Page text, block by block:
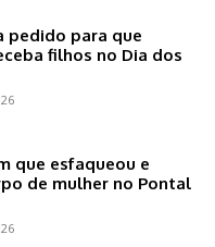
pedido para que
filhos no Dia dos
que esfaqueou e
de mulher no Pontal